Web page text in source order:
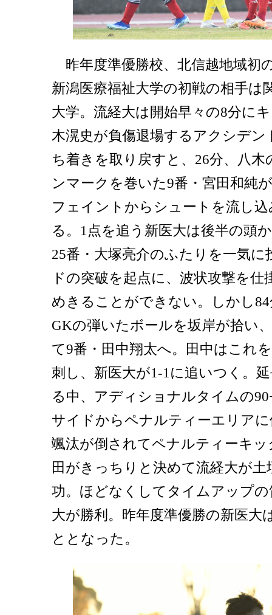
昨年度準優勝校、北信越地域初
新潟医療福祉大学の初戦の相手は
大学。流経大は開始早々の8分に
木滉史が負傷退場するアクシデン
ち着きを取り戻すと、26分、八
ンマークを巻いた9番・宮田和純
フェイントからシュートを流し
る。1点を追う新医大は後半の頭
25番・大塚亮介のふたりを一気に
ドの突破を起点に、波状攻撃を
めきることができない。しかし
GKの弾いたボールを坂岸が拾い
て9番・田中翔太へ。田中はこれ
刺し、新医大が1-1に追いつく。
る中、アディショナルタイムの
サイドからペナルティーエリア
颯汰が倒されてペナルティーキ
田がきっちりと決めて流経大が
功。ほどなくしてタイムアップ
大が勝利。昨年度準優勝の新医大
ととなった。